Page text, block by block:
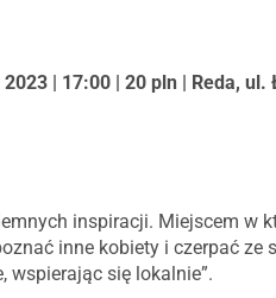
2023 | 17:00 | 20 pln | Reda,
inspiracji. Miejscem w
inne kobiety i czerpać
wspierając się lokalnie”.